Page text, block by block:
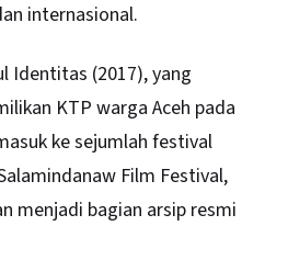
internasional.
Identitas (2017), yang
KTP warga Aceh pada
ke sejumlah festival
Film Festival,
menjadi bagian arsip resmi